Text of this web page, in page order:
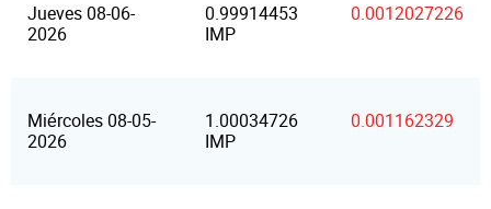
Jueves 08-06-
2026
0.99914453
IMP
0.0012027226
Miércoles 08-05-
2026
1.00034726
IMP
0.001162329